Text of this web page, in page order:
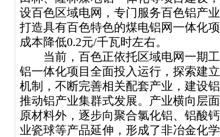
设百色区域电网，专门服务百色铝产
打造具有百色特色的煤电铝网一体化
成本降低0.2元/千瓦时左右。
当前，百色正依托区域电网一期工
铝一体化项目全面投入运行，探索建
机制，不断完善相关配套产业，建设
推动铝产业集群式发展。产业横向层
原材料外，逐步向聚合氯化铝、铝酸
业瓷球等产品延伸，形成了非冶金化